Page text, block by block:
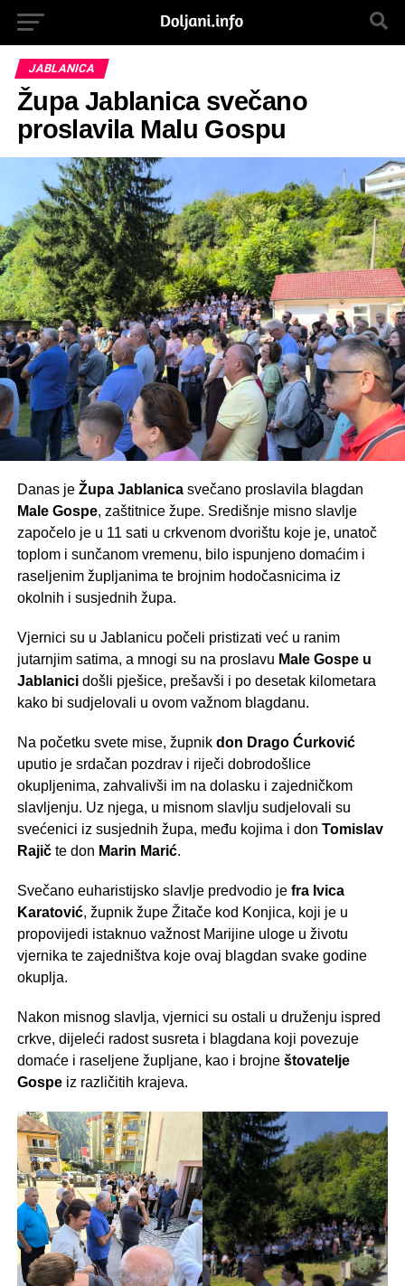
JABLANICA
Župa Jablanica svečano
proslavila Malu Gospu
Danas je Župa Jablanicasvečano proslavila blagdan
Male Gospe, zaštitnice župe. Središnje misno slavlje
započelo je u 11 sati u crkvenom dvorištu koje je, unatoč
toplom i sunčanom vremenu, bilo ispunjeno domaćim i
raseljenim župljanima te brojnim hodočasnicima iz
okolnih i susjednih župa.
Vjernici su u Jablanicu počeli pristizati već u ranim
jutarnjim satima, a mnogi su na proslavu Male Gospe u
Jablanicidošli pješice, prešavši i po desetak kilometara
kako bi sudjelovali u ovom važnom blagdanu.
Na početku svete mise, župnik don Drago Ćurković
uputio je srdačan pozdrav i riječi dobrodošlice
okupljenima, zahvalivši im na dolasku i zajedničkom
slavljenju. Uz njega, u misnom slavlju sudjelovali su
svećenici iz susjednih župa, među kojima i don Tomislav
Rajičte don Marin Marić.
Svečano euharistijsko slavlje predvodio je fra Ivica
Karatović, župnik župe Žitače kod Konjica, koji je u
propovijedi istaknuo važnost Marijine uloge u životu
vjernika te zajedništva koje ovaj blagdan svake godine
okuplja.
Nakon misnog slavlja, vjernici su ostali u druženju ispred
crkve, dijeleći radost susreta i blagdana koji povezuje
domaće i raseljene župljane, kao i brojne štovatelje
Gospeiz različitih krajeva.